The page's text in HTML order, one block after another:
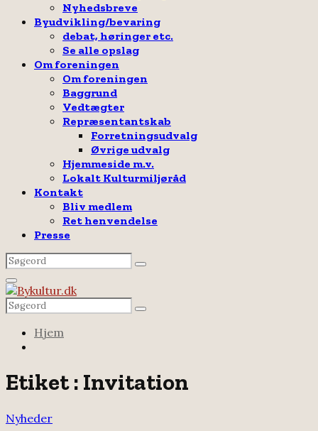
Nyhedsbreve
Byudvikling/bevaring
debat, høringer etc.
Se alle opslag
Om foreningen
Om foreningen
Baggrund
Vedtægter
Repræsentantskab
Forretningsudvalg
Øvrige udvalg
Hjemmeside m.v.
Lokalt Kulturmiljøråd
Kontakt
Bliv medlem
Ret henvendelse
Presse
Search
for:
Search
Facebook
Email
Rss
Primary
Menu
Search
for:
Search
Hjem
Etiket : Invitation
Nyheder